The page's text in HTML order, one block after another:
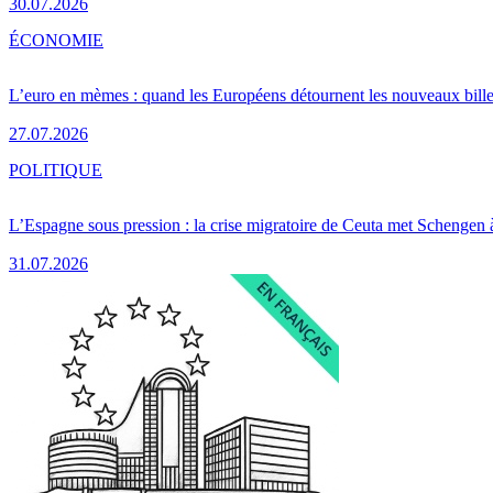
L’euro en mèmes : quand les Européens détournent les nouveaux
27.07.2026
ÉCONOMIE
L’Espagne sous pression : la crise migratoire de Ceuta met Schengen
31.07.2026
POLITIQUE